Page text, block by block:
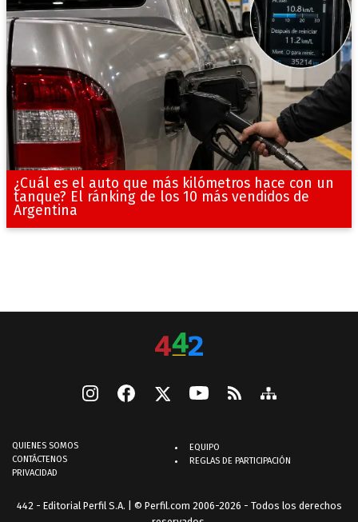
¿Cuál es el auto que más kilómetros hace con un
tanque? El ránking de los 10 más vendidos de
Argentina
QUIENES SOMOS
CONTÁCTENOS
PRIVACIDAD
EQUIPO
REGLAS DE PARTICIPACIÓN
442 - Editorial Perfil S.A. | © Perfil.com 2006-2026 - Todos los derechos